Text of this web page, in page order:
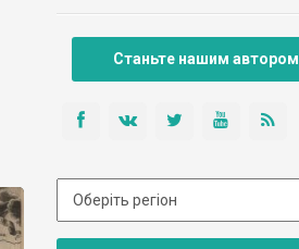
Станьте нашим автором